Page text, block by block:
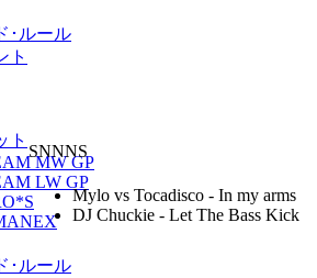
･ルール
ト
ト
MW GP
LW GP
･ルール
SNNNS
Mylo vs Tocadisco - In my arms
DJ Chuckie - Let The Bass Kick